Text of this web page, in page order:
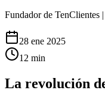
Fundador de TenClientes
28 ene 2025
12 min
La revolución